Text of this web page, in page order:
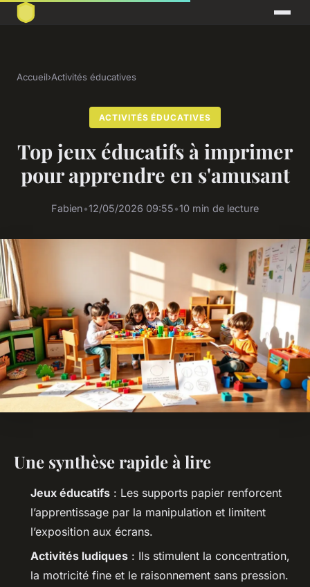
Accueil›Activités éducatives
ACTIVITÉS ÉDUCATIVES
Top jeux éducatifs à imprimer
pour apprendre en s'amusant
Fabien•12/05/2026 09:55•10 min de lecture
Une synthèse rapide à lire
Jeux éducatifs : Les supports papier renforcent
l’apprentissage par la manipulation et limitent
l’exposition aux écrans.
Activités ludiques : Ils stimulent la concentration,
la motricité fine et le raisonnement sans pression.